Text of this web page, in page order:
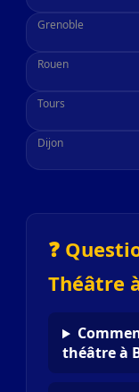
Grenoble
Rouen
Tours
Dijon
❓
Théâtre
théâtre à